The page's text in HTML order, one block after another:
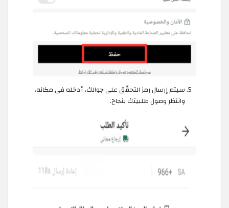
سيتم إرسال رمز التحقّق على جوالك، أدخله في مكانه،
وانتظر وصول طلبيتك بنجاح.